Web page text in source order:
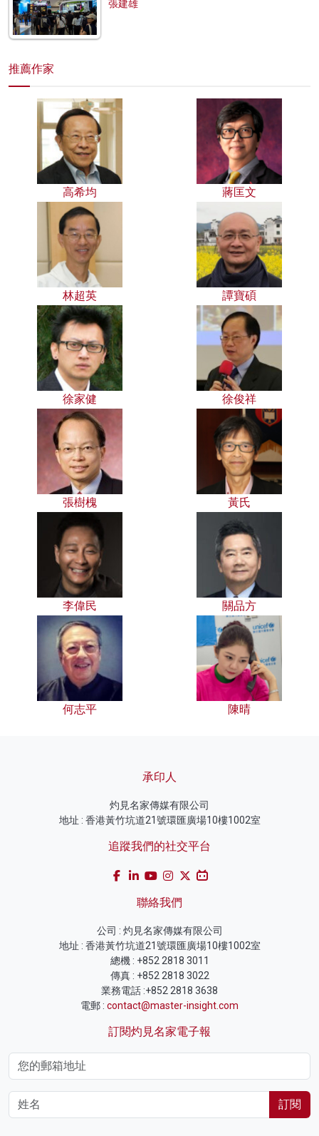
張建雄
推薦作家
高希均 蔣匡文
林超英 譚寶碩
徐家健 徐俊祥
張樹槐 黃氏
李偉民 關品方
何志平 陳晴
承印人
灼見名家傳媒有限公司
地址 : 香港黃竹坑道21號環匯廣場10樓1002室
追蹤我們的社交平台
聯絡我們
公司 : 灼見名家傳媒有限公司
地址 : 香港黃竹坑道21號環匯廣場10樓1002室
總機 : +852 2818 3011
傳真 : +852 2818 3022
業務電話 :+852 2818 3638
電郵 : contact@master-insight.com
訂閱灼見名家電子報
訂閱